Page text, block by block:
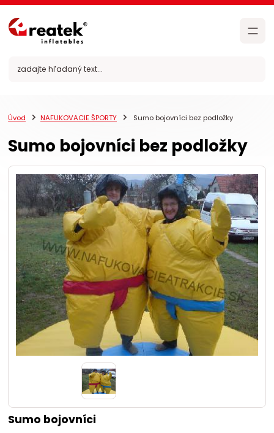
Úvod NAFUKOVACIE ŠPORTY Sumo bojovníci bez podložky
Sumo bojovníci bez podložky
Sumo bojovníci